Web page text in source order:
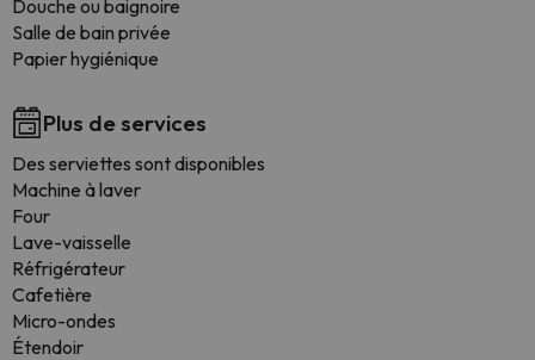
Douche ou baignoire
Salle de bain privée
Papier hygiénique
Plus de services
Des serviettes sont disponibles
Machine à laver
Four
Lave-vaisselle
Réfrigérateur
Cafetière
Micro-ondes
Étendoir